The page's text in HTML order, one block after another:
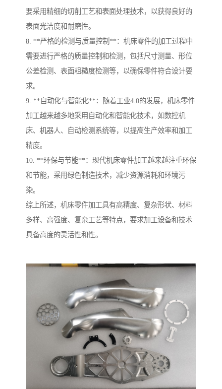
要采用精细的切削工艺和表面处理技术，以获得良好的
表面光洁度和耐磨性。
8. **严格的检测与质量控制**：机床零件的加工过程中
需要进行严格的质量控制和检测，包括尺寸测量、形位
公差检测、表面粗糙度检测等，以确保零件符合设计要
求。
9. **自动化与智能化**：随着工业4.0的发展，机床零件
加工越来越多地采用自动化和智能化技术，如数控机
床、机器人、自动检测系统等，以提高生产效率和加工
精度。
10. **环保与节能**：现代机床零件加工越来越注重环保
和节能，采用绿色制造技术，减少资源消耗和环境污
染。
综上所述，机床零件加工具有高精度、复杂形状、材料
多样、高强度、复杂工艺等特点，要求加工设备和技术
具备高度的灵活性和性。